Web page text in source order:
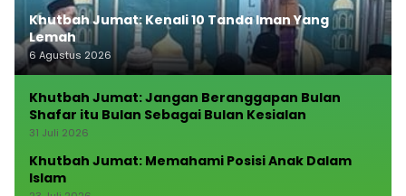
Khutbah Jumat: Kenali 10 Tanda Iman Yang
Lemah
6 Agustus 2026
Khutbah Jumat: Jangan Beranggapan Bulan
Shafar itu Bulan Sebagai Bulan Kesialan
31 Juli 2026
Khutbah Jumat: Memahami Posisi Anak Dalam
Islam